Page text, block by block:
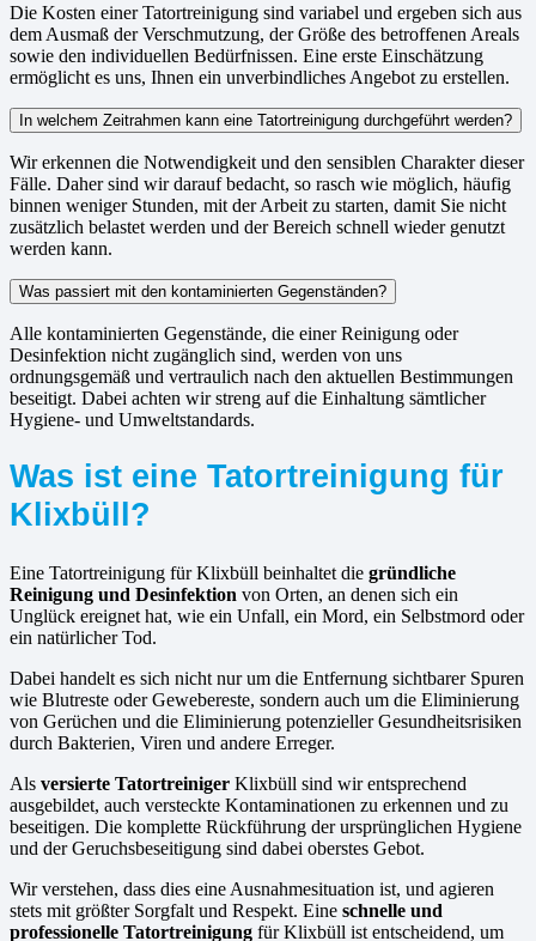
Die Kosten einer Tatortreinigung sind variabel und ergeben sich aus
dem Ausmaß der Verschmutzung, der Größe des betroffenen Areals
sowie den individuellen Bedürfnissen. Eine erste Einschätzung
ermöglicht es uns, Ihnen ein unverbindliches Angebot zu erstellen.
In welchem Zeitrahmen kann eine Tatortreinigung durchgeführt werden?
Wir erkennen die Notwendigkeit und den sensiblen Charakter dieser
Fälle. Daher sind wir darauf bedacht, so rasch wie möglich, häufig
binnen weniger Stunden, mit der Arbeit zu starten, damit Sie nicht
zusätzlich belastet werden und der Bereich schnell wieder genutzt
werden kann.
Was passiert mit den kontaminierten Gegenständen?
Alle kontaminierten Gegenstände, die einer Reinigung oder
Desinfektion nicht zugänglich sind, werden von uns
ordnungsgemäß und vertraulich nach den aktuellen Bestimmungen
beseitigt. Dabei achten wir streng auf die Einhaltung sämtlicher
Hygiene- und Umweltstandards.
Was ist eine Tatortreinigung für
Klixbüll?
Eine Tatortreinigung für Klixbüll beinhaltet die gründliche
Reinigung und Desinfektion von Orten, an denen sich ein
Unglück ereignet hat, wie ein Unfall, ein Mord, ein Selbstmord oder
ein natürlicher Tod.
Dabei handelt es sich nicht nur um die Entfernung sichtbarer Spuren
wie Blutreste oder Gewebereste, sondern auch um die Eliminierung
von Gerüchen und die Eliminierung potenzieller Gesundheitsrisiken
durch Bakterien, Viren und andere Erreger.
Als versierte Tatortreiniger Klixbüll sind wir entsprechend
ausgebildet, auch versteckte Kontaminationen zu erkennen und zu
beseitigen. Die komplette Rückführung der ursprünglichen Hygiene
und der Geruchsbeseitigung sind dabei oberstes Gebot.
Wir verstehen, dass dies eine Ausnahmesituation ist, und agieren
stets mit größter Sorgfalt und Respekt. Eine schnelle und
professionelle Tatortreinigung für Klixbüll ist entscheidend, um